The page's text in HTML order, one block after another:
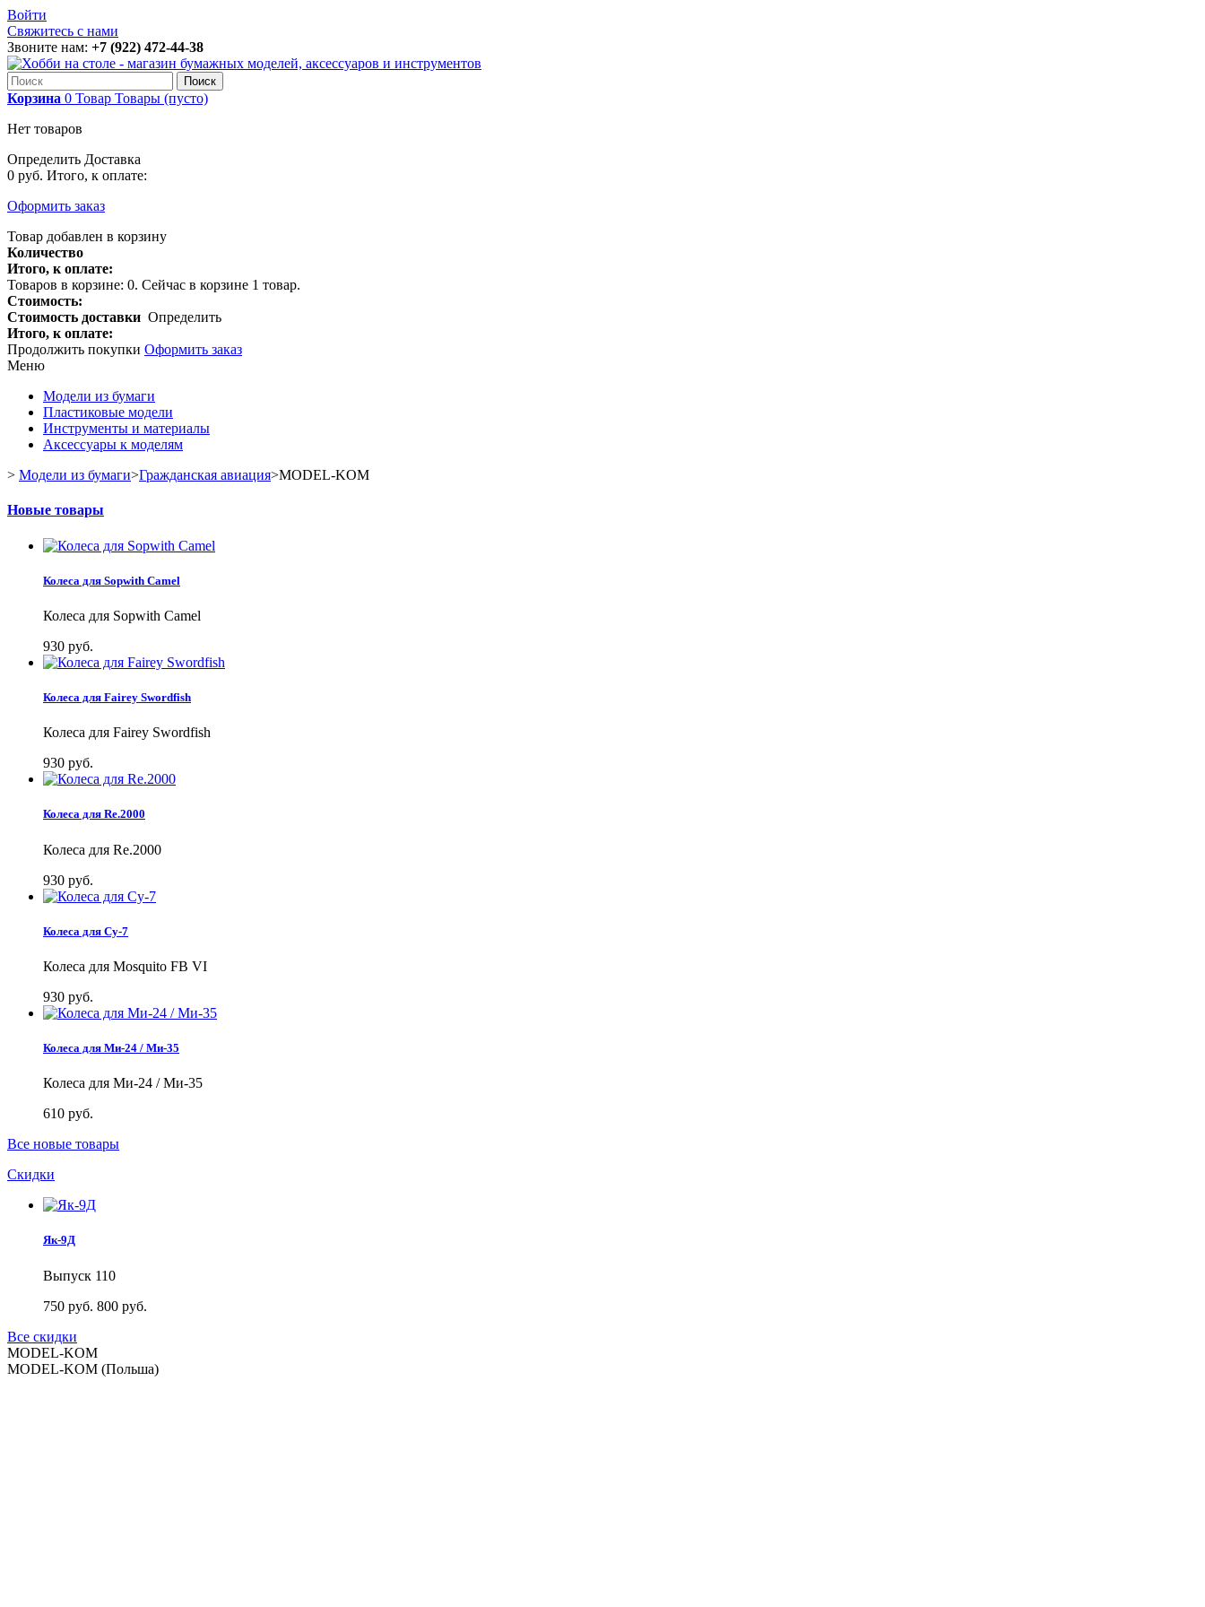
Войти
Свяжитесь с нами
Звоните нам: +7 (922) 472-44-38
Поиск
Корзина 0 Товар Товары (пусто)
Нет товаров
Определить Доставка
0 руб. Итого, к оплате:
Оформить заказ
Товар добавлен в корзину
Количество
Итого, к оплате:
Товаров в корзине: 0. Сейчас в корзине 1 товар.
Стоимость:
Стоимость доставки Определить
Итого, к оплате:
Продолжить покупки Оформить заказ
Меню
Модели из бумаги
Пластиковые модели
Инструменты и материалы
Аксессуары к моделям
> Модели из бумаги>Гражданская авиация>MODEL-KOM
Новые товары
Колеса для Sopwith Camel
Колеса для Sopwith Camel
930 руб.
Колеса для Fairey Swordfish
Колеса для Fairey Swordfish
930 руб.
Колеса для Re.2000
Колеса для Re.2000
930 руб.
Колеса для Су-7
Колеса для Mosquito FB VI
930 руб.
Колеса для Ми-24 / Ми-35
Колеса для Ми-24 / Ми-35
610 руб.
Все новые товары
Скидки
Як-9Д
Выпуск 110
750 руб. 800 руб.
Все скидки
MODEL-KOM
MODEL-KOM (Польша)